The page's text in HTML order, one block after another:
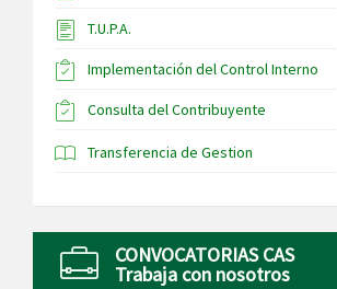
T.U.P.A.
Implementación del Control Interno
Consulta del Contribuyente
Transferencia de Gestion
CONVOCATORIAS CAS
Trabaja con nosotros